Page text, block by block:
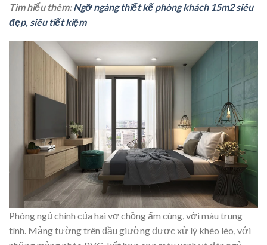
Tìm hiểu thêm:Ngỡ ngàng thiết kế phòng khách 15m2 siêu
đẹp, siêu tiết kiệm
Phòng ngủ chính của hai vợ chồng ấm cúng, với màu trung
tính. Mảng tường trên đầu giường được xử lý khéo léo, với